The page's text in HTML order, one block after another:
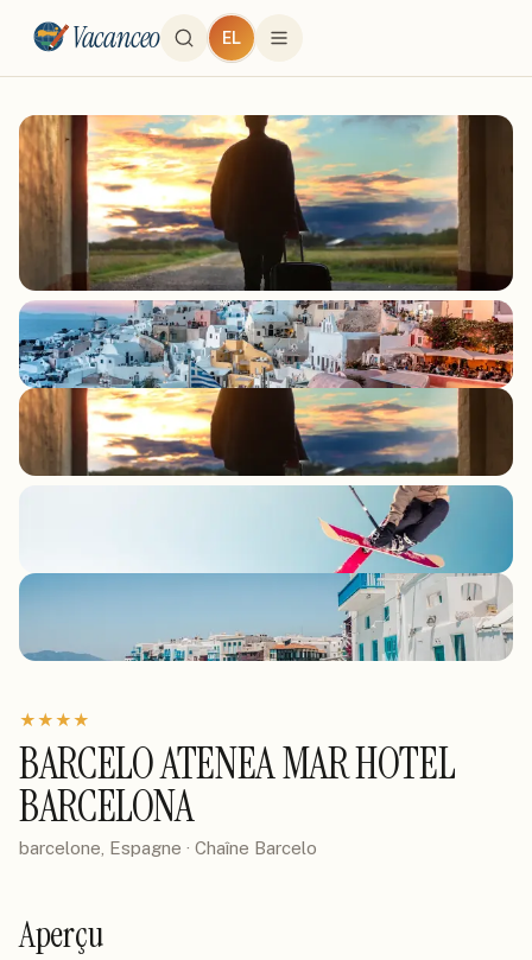
Vacanceo EL
★★★★
BARCELO ATENEA MAR HOTEL
BARCELONA
barcelone, Espagne · Chaîne Barcelo
Aperçu